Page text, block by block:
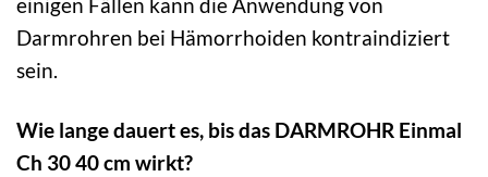
einigen Fällen kann die Anwendung von
Darmrohren bei Hämorrhoiden kontraindiziert
sein.
Wie lange dauert es, bis das DARMROHR Einmal
Ch 30 40 cm wirkt?